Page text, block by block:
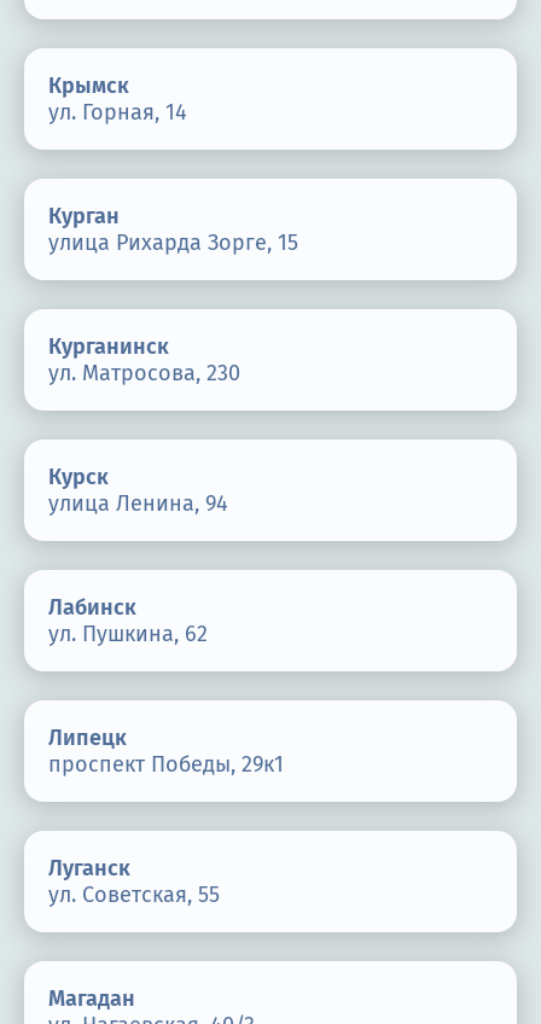
Крымск
ул. Горная, 14
Курган
улица Рихарда Зорге, 15
Курганинск
ул. Матросова, 230
Курск
улица Ленина, 94
Лабинск
ул. Пушкина, 62
Липецк
проспект Победы, 29к1
Луганск
ул. Советская, 55
Магадан